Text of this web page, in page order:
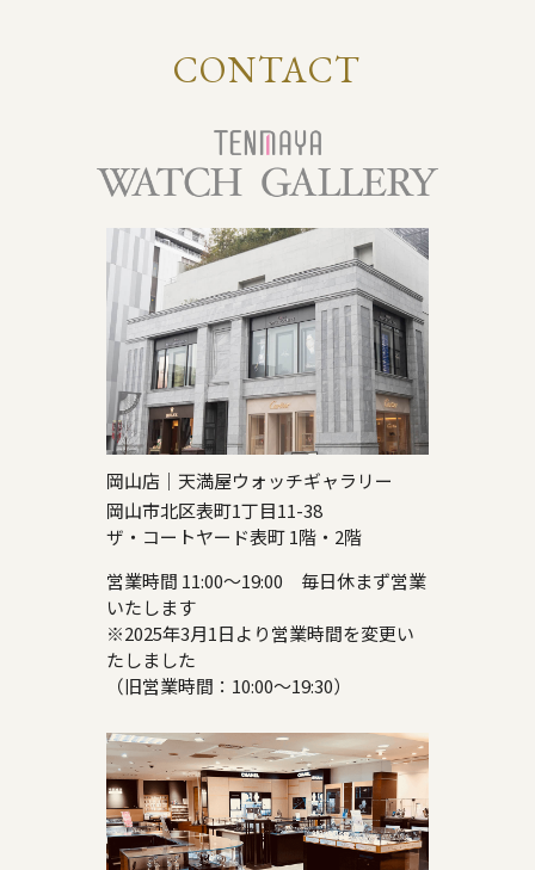
CONTACT
岡山店｜天満屋ウォッチギャラリー
岡山市北区表町1丁目11-38
ザ・コートヤード表町 1階・2階
営業時間 11:00～19:00 毎日休まず営業
いたします
※2025年3月1日より営業時間を変更い
たしました
（旧営業時間：10:00～19:30）